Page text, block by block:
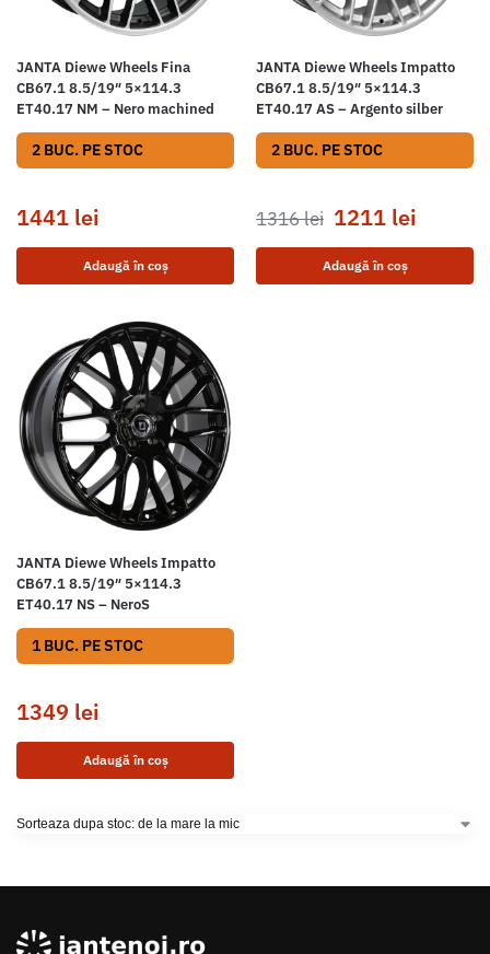
JANTA Diewe Wheels Fina
CB67.1 8.5/19″ 5×114.3
ET40.17 NM – Nero machined
2 BUC. PE STOC
1441 lei
Adaugă în coș
JANTA Diewe Wheels Impatto
CB67.1 8.5/19″ 5×114.3
ET40.17 AS – Argento silber
2 BUC. PE STOC
1316lei 1211 lei
Adaugă în coș
JANTA Diewe Wheels Impatto
CB67.1 8.5/19″ 5×114.3
ET40.17 NS – NeroS
1 BUC. PE STOC
1349 lei
Adaugă în coș